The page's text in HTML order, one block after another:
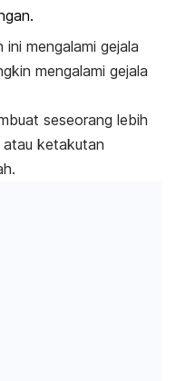
mengalami gejala
mengalami gejala
seseorang lebih
atau ketakutan